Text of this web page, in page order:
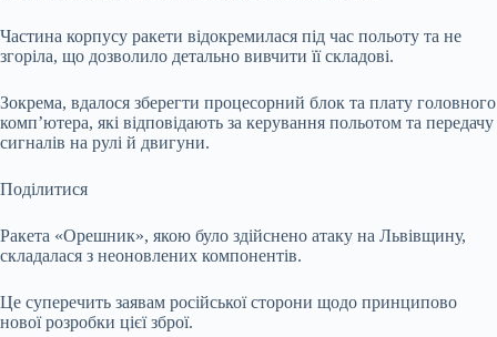
Частина корпусу ракети відокремилася під час польоту та не
згоріла, що дозволило детально вивчити її складові.
Зокрема, вдалося зберегти процесорний блок та плату головного
комп’ютера, які відповідають за керування польотом та передачу
сигналів на рулі й двигуни.
Поділитися
Ракета «Орешник», якою було здійснено атаку на Львівщину,
складалася з неоновлених компонентів.
Це суперечить заявам російської сторони щодо принципово
нової розробки цієї зброї.